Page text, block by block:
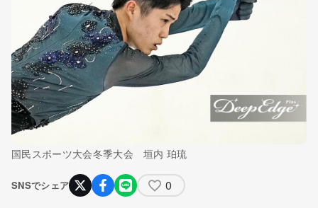
国民スポーツ大会冬季大会 垣内 珀琉
SNSでシェア 0